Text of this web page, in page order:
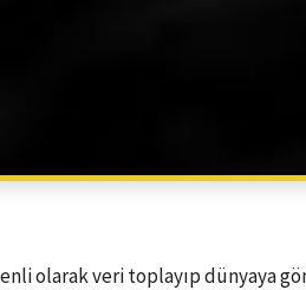
olarak veri toplayıp dünyaya